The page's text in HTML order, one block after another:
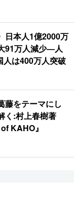
日本人1億2000万
91万人減少―人
人は400万人突破
藤をテーマにし
く:村上春樹著
KAHO』